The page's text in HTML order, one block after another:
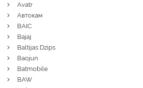
Avatr
Автокам
BAIC
Bajaj
Baltijas Dzips
Baojun
Batmobile
BAW